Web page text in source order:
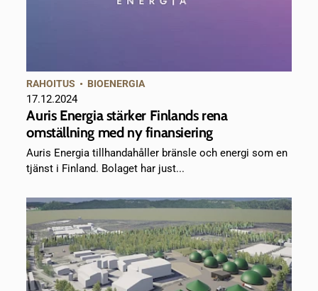
RAHOITUS • BIOENERGIA
17.12.2024
Auris Energia stärker Finlands rena
omställning med ny finansiering
Auris Energia tillhandahåller bränsle och energi som en
tjänst i Finland. Bolaget har just...